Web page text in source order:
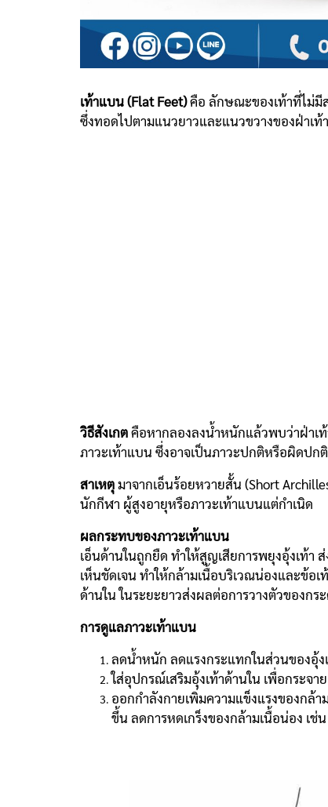
เท้าแบน (Flat Feet)คือ ลักษณะของเท้าที่ไม่มีส่
ซึ่งทอดไปตามแนวยาวและแนวขวางของฝ่าเท้า
วิธีสังเกตคือหากลองลงน้ำหนักแล้วพบว่าฝ่าเ
ภาวะเท้าแบน ซึ่งอาจเป็นภาวะปกติหรือผิดปก
สาเหตุมาจากเอ็นร้อยหวายสั้น (Short
นักกีฬา ผู้สูงอายุหรือภาวะเท้าแบนแต่กำเนิด
ผลกระทบของภาวะเท้าแบน
เอ็นด้านในถูกยืด ทำให้สูญเสียการพยุงอุ้งเท้า
เห็นชัดเจน ทำให้กล้ามเนื้อบริเวณน่องและข้อ
ด้านใน ในระยะยาวส่งผลต่อการวางตัวของกร
การดูแลภาวะเท้าแบน
ลดน้ำหนัก ลดแรงกระแทกในส่วนของอุ้ง
ใส่อุปกรณ์เสริมอุ้งเท้าด้านใน เพื่อกระจา
ออกกำลังกายเพิ่มความแข็งแรงของกล้
ขึ้น ลดการหดเกร็งของกล้ามเนื้อน่อง เ